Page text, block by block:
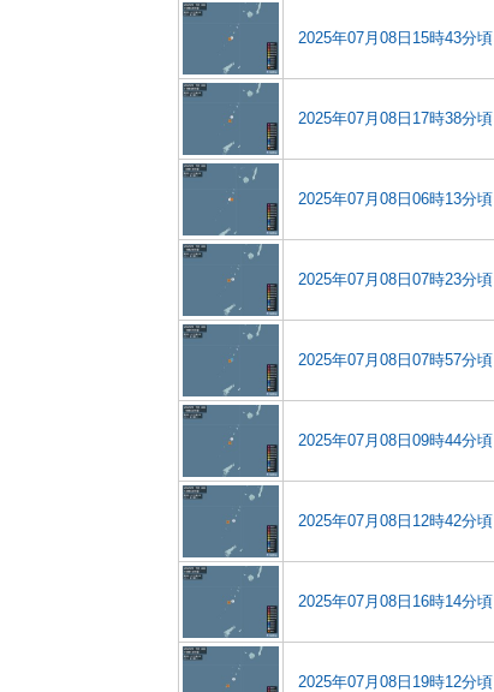
2025年07月08日15時43分頃
2025年07月08日17時38分頃
2025年07月08日06時13分頃
2025年07月08日07時23分頃
2025年07月08日07時57分頃
2025年07月08日09時44分頃
2025年07月08日12時42分頃
2025年07月08日16時14分頃
2025年07月08日19時12分頃